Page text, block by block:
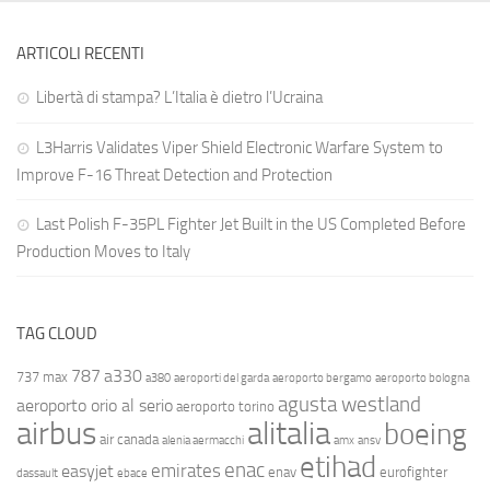
ARTICOLI RECENTI
Libertà di stampa? L’Italia è dietro l’Ucraina
L3Harris Validates Viper Shield Electronic Warfare System to
Improve F-16 Threat Detection and Protection
Last Polish F-35PL Fighter Jet Built in the US Completed Before
Production Moves to Italy
TAG CLOUD
737 max 787 a330 a380 aeroporti del garda aeroporto bergamo aeroporto bologna
aeroporto orio al serio aeroporto torino agusta westland
airbus air canada alenia aermacchi alitalia amx ansv boeing
dassault easyjet ebace emirates enac enav etihad eurofighter